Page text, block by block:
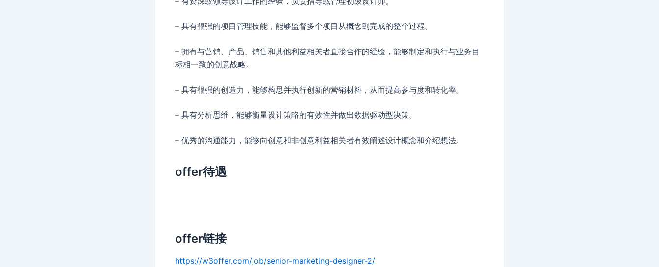
– 具有很强的项目管理技能，能够监督多个项目从概念到完成的整个过程。
– 拥有与营销、产品、销售和其他利益相关者直接合作的经验，能够制定和执行与业务目
标相一致的创意战略。
– 具有很强的创造力，能够构思并执行创新的营销材料，从而提高参与度和转化率。
– 具有分析思维，能够衡量设计策略的有效性并做出数据驱动型决策。
– 优秀的沟通能力，能够向创意和非创意利益相关者有效阐述设计概念和介绍想法。
offer待遇
offer链接
https://w3offer.com/job/senior-marketing-designer-2/